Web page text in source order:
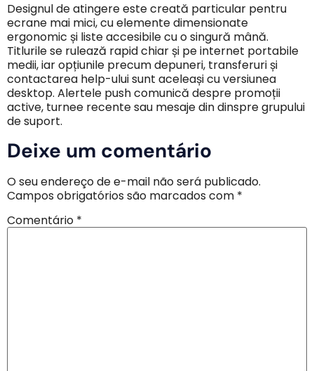
Designul de atingere este creată particular pentru
ecrane mai mici, cu elemente dimensionate
ergonomic și liste accesibile cu o singură mână.
Titlurile se rulează rapid chiar și pe internet portabile
medii, iar opțiunile precum depuneri, transferuri și
contactarea help-ului sunt aceleași cu versiunea
desktop. Alertele push comunică despre promoții
active, turnee recente sau mesaje din dinspre grupului
de suport.
Deixe um comentário
O seu endereço de e-mail não será publicado.
Campos obrigatórios são marcados com *
Comentário *